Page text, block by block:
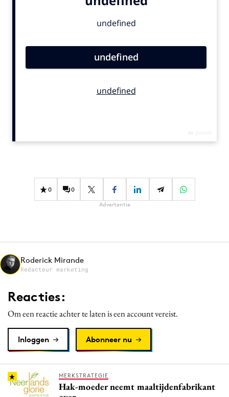
Gedragsverandering
Influencer marketing
Media
Merkstrategie
PR
Purpose Marketing
Reputatie & crisis
0 0
Advertentie
Roderick Mirande
Redacteur marketing
Reacties:
Om een reactie achter te laten is een account vereist.
Inloggen Abonneer nu
MERKSTRATEGIE
Hak-moeder neemt maaltijdenfabrikant